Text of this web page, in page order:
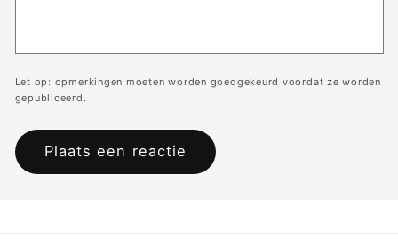
Let op: opmerkingen moeten worden goedgekeurd voordat ze worden
gepubliceerd.